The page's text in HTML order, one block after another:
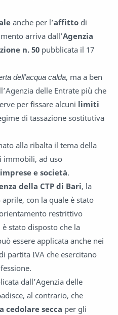
anche per l’affitto di
arriva dall’Agenzia
n. 50 pubblicata il 17
dell’acqua calda, ma a ben
delle Entrate più che
per fissare alcuni limiti
di tassazione sostitutiva
alla ribalta il tema della
immobili, ad uso
imprese e società.
della CTP di Bari, la
con la quale è stato
restrittivo
è stato disposto che la
essere applicata anche nei
partita IVA che esercitano
dall’Agenzia delle
al contrario, che
cedolare secca per gli